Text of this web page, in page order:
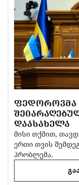
ᲤᲔᲓᲝᲠᲝᲕᲛᲐ
ᲓᲐᲐᲡᲐᲮᲔᲚᲐ
მისი თქმით,
ერთი თვის
პრობლემა.